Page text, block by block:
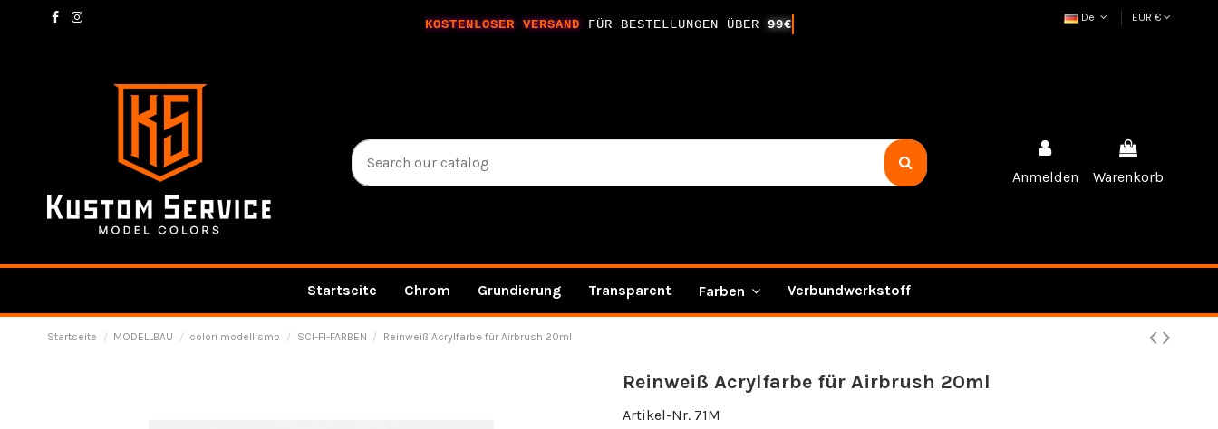
KOSTENLOSER VERSAND FÜR BESTELLUNGEN ÜBER 99€ De EUR €
Anmelden Warenkorb
Startseite Chrom Grundierung Transparent Farben Verbundwerkstoff
Startseite MODELLBAU colori modellismo SCI-FI-FARBEN Reinweiß Acrylfarbe für Airbrush 20ml
Reinweiß Acrylfarbe für Airbrush 20ml
Artikel-Nr. 71M